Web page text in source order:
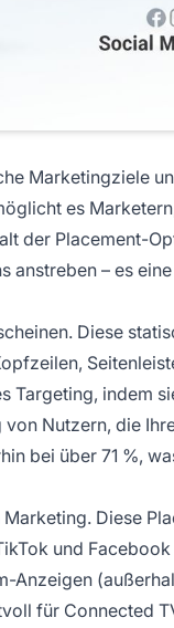
Marketingziele
es
der Placement-
anstreben – es
Diese
Targeting, indem
Nutzern, die
bei über 71 %,
Diese
und
Anzeigen
für Connected